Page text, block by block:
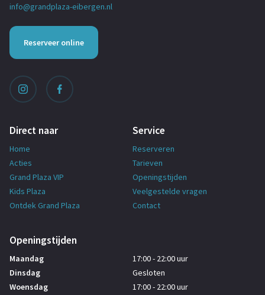
info@grandplaza-eibergen.nl
Reserveer online
Direct naar
Home
Acties
Grand Plaza VIP
Kids Plaza
Ontdek Grand Plaza
Service
Reserveren
Tarieven
Openingstijden
Veelgestelde vragen
Contact
Openingstijden
Maandag
Dinsdag
Woensdag
17:00 - 22:00 uur
Gesloten
17:00 - 22:00 uur